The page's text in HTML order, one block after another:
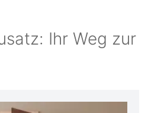
Ihr Weg zur